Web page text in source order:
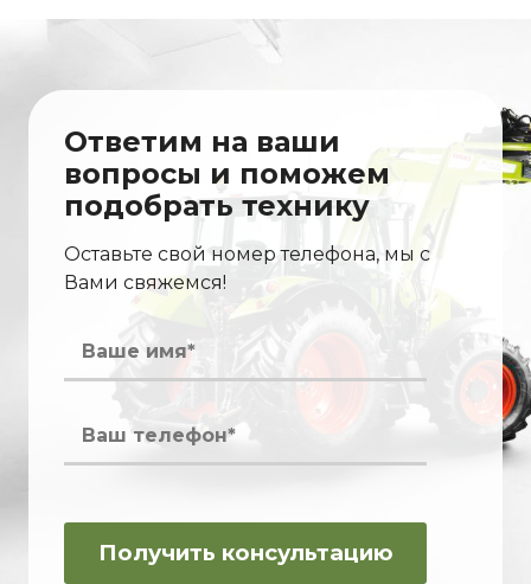
Ответим на ваши
вопросы и поможем
подобрать технику
Оставьте свой номер телефона, мы с
Вами свяжемся!